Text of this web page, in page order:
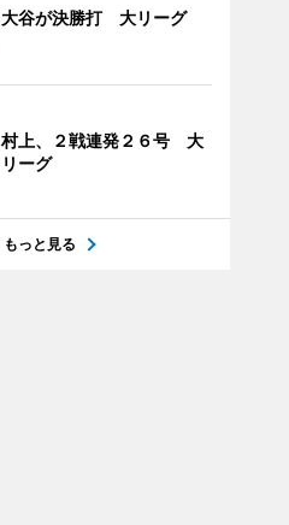
大谷が決勝打 大リーグ
村上、２戦連発２６号 大
リーグ
もっと見る